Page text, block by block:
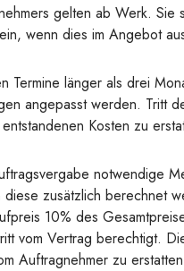
gelten ab Werk. Sie
wenn dies im Angebot
Termine länger als drei
angepasst werden. Tritt
Kosten zu
notwendige
zusätzlich berechnet
10% des
vom Vertrag berechtigt.
Auftragnehmer zu